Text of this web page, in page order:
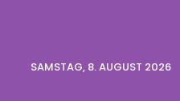
SAMSTAG, 8. AUGUST 2026